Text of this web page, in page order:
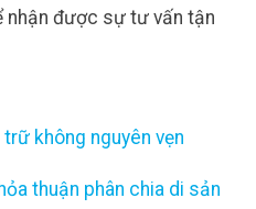
nhận được sự tư vấn tận
không nguyên vẹn
thuận phân chia di sản